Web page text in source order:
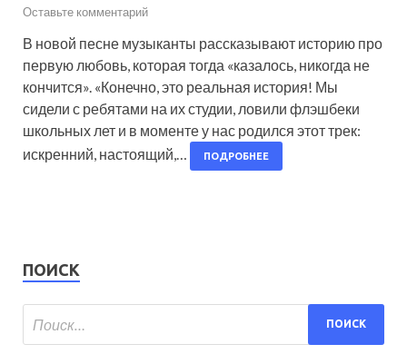
Оставьте комментарий
В новой песне музыканты рассказывают историю про
первую любовь, которая тогда «казалось, никогда не
кончится». «Конечно, это реальная история! Мы
сидели с ребятами на их студии, ловили флэшбеки
школьных лет и в моменте у нас родился этот трек:
искренний, настоящий,…
ПОДРОБНЕЕ
ПОИСК